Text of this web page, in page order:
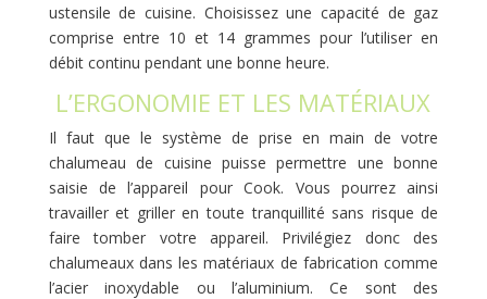
ustensile de cuisine. Choisissez une capacité de gaz
comprise entre 10 et 14 grammes pour l’utiliser en
débit continu pendant une bonne heure.
L’ERGONOMIE ET LES MATÉRIAUX
Il faut que le système de prise en main de votre
chalumeau de cuisine puisse permettre une bonne
saisie de l’appareil pour Cook. Vous pourrez ainsi
travailler et griller en toute tranquillité sans risque de
faire tomber votre appareil. Privilégiez donc des
chalumeaux dans les matériaux de fabrication comme
l’acier inoxydable ou l’aluminium. Ce sont des